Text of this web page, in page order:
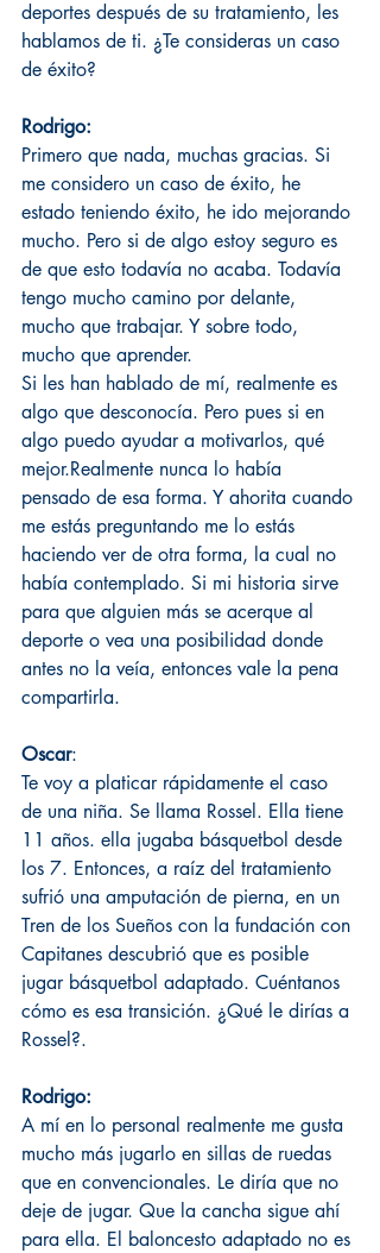
deportes después de su tratamiento, les
hablamos de ti. ¿Te consideras un caso
de éxito?
Rodrigo:
Primero que nada, muchas gracias. Si
me considero un caso de éxito, he
estado teniendo éxito, he ido mejorando
mucho. Pero si de algo estoy seguro es
de que esto todavía no acaba. Todavía
tengo mucho camino por delante,
mucho que trabajar. Y sobre todo,
mucho que aprender.
Si les han hablado de mí, realmente es
algo que desconocía. Pero pues si en
algo puedo ayudar a motivarlos, qué
mejor.Realmente nunca lo había
pensado de esa forma. Y ahorita cuando
me estás preguntando me lo estás
haciendo ver de otra forma, la cual no
había contemplado. Si mi historia sirve
para que alguien más se acerque al
deporte o vea una posibilidad donde
antes no la veía, entonces vale la pena
compartirla.
Oscar:
Te voy a platicar rápidamente el caso
de una niña. Se llama Rossel. Ella tiene
11 años. ella jugaba básquetbol desde
los 7. Entonces, a raíz del tratamiento
sufrió una amputación de pierna, en un
Tren de los Sueños con la fundación con
Capitanes descubrió que es posible
jugar básquetbol adaptado. Cuéntanos
cómo es esa transición. ¿Qué le dirías a
Rossel?.
Rodrigo:
A mí en lo personal realmente me gusta
mucho más jugarlo en sillas de ruedas
que en convencionales. Le diría que no
deje de jugar. Que la cancha sigue ahí
para ella. El baloncesto adaptado no es